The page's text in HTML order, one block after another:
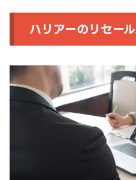
ハリアーのリセー